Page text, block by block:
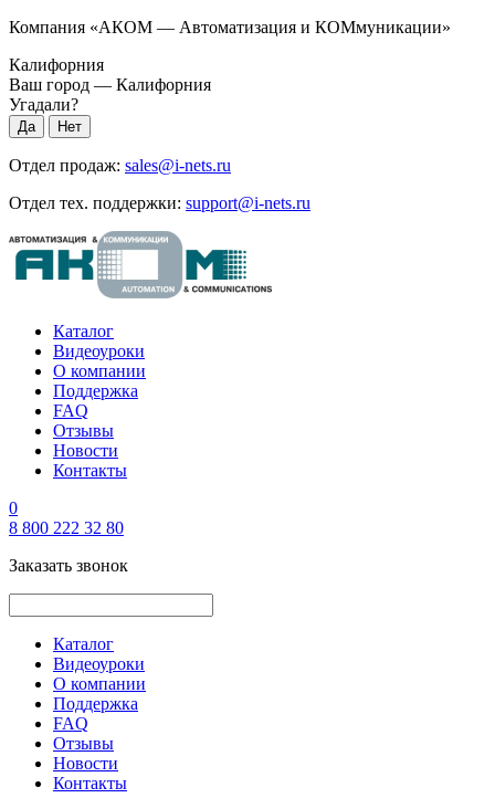
Компания «АКОМ — Автоматизация и КОМмуникации»
Калифорния
Ваш город — Калифорния
Угадали?
Отдел продаж: sales@i-nets.ru
Отдел тех. поддержки: support@i-nets.ru
Каталог
Видеоуроки
О компании
Поддержка
FAQ
Отзывы
Новости
Контакты
0
8 800 222 32 80
Заказать звонок
Каталог
Видеоуроки
О компании
Поддержка
FAQ
Отзывы
Новости
Контакты